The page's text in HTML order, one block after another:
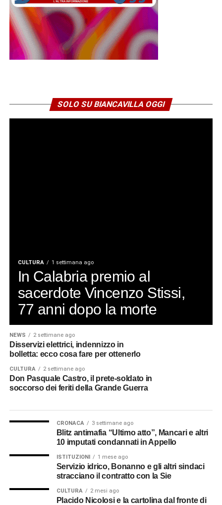
SOLO SU BIANCAVILLA OGGI
CULTURA 1 settimana ago
In Calabria premio al
sacerdote Vincenzo Stissi,
77 anni dopo la morte
NEWS 2 settimane ago
Disservizi elettrici, indennizzo in
bolletta: ecco cosa fare per ottenerlo
CULTURA 2 settimane ago
Don Pasquale Castro, il prete-soldato in
soccorso dei feriti della Grande Guerra
CRONACA 3 settimane ago
Blitz antimafia “Ultimo atto”, Mancari e altri
10 imputati condannati in Appello
ISTITUZIONI 1 mese ago
Servizio idrico, Bonanno e gli altri sindaci
stracciano il contratto con la Sie
CULTURA 2 mesi ago
Placido Nicolosi e la cartolina dal fronte di